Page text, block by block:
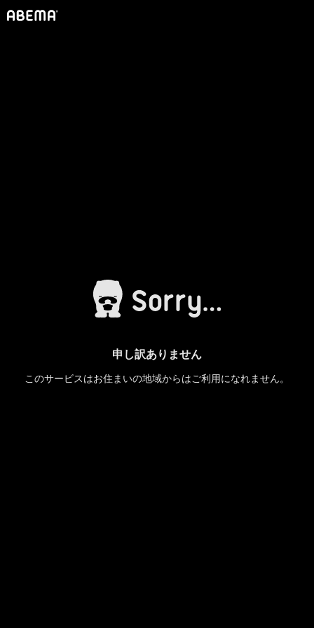
申し訳ありません
このサービスはお住まいの地域からはご利用になれません。